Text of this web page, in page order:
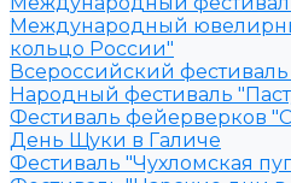
Международный
кольцо России"
Всероссийский
Народный фестиваль
Фестиваль фейерверков
День Щуки в Галиче
Фестиваль "Чухломская